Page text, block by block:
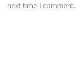
next time I comment.